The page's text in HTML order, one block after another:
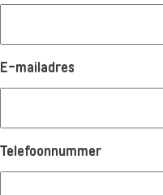
E-mailadres
Telefoonnummer